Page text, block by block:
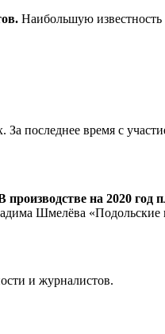
Наибольшую известность
последнее время с
производстве на 2020 год
Шмелёва «Подольские
и журналистов.